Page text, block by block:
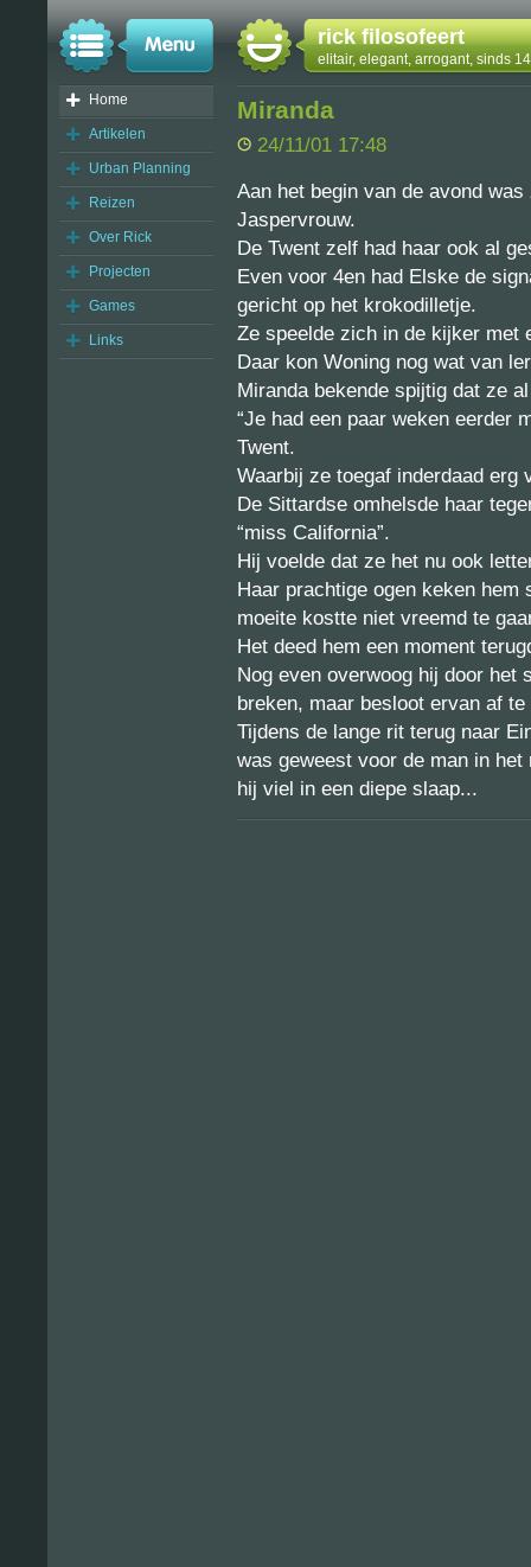
rick filosofeert
elitair, elegant, arrogant, sinds
Home
Artikelen
Urban Planning
Reizen
Over Rick
Projecten
Games
Links
Miranda
24/11/01 17:48
Aan het begin van de avond
Jaspervrouw.
De Twent zelf had haar ook al
Even voor 4en had Elske de
gericht op het krokodilletje.
Ze speelde zich in de kijker met
Daar kon Woning nog wat van
Miranda bekende spijtig dat ze
“Je had een paar weken eerder
Twent.
Waarbij ze toegaf inderdaad erg
De Sittardse omhelsde haar
“miss California”.
Hij voelde dat ze het nu ook
Haar prachtige ogen keken
moeite kostte niet vreemd te
Het deed hem een moment
Nog even overwoog hij door het
breken, maar besloot ervan af
Tijdens de lange rit terug naar
was geweest voor de man in het
hij viel in een diepe slaap...